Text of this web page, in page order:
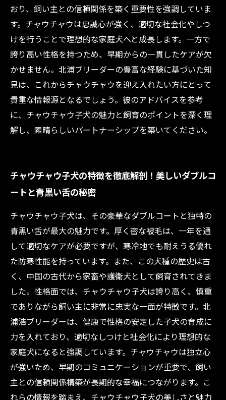
おり、飼い主との信頼関係を築く重要性を強調していま
す。チャウチャウは忠誠心が強く、適切な社会化やしつ
けを行うことで理想的な家庭犬へと成長します。一方で
誇り高い性格を持つため、早期からの一貫したケアが欠
かせません。北浦ブリーダーの豊富な経験に基づいた知
見は、これからチャウチャウを迎え入れたい方にとって
貴重な情報源となるでしょう。彼のアドバイスを参考
に、チャウチャウ子犬の魅力と飼育のポイントを深く理
解し、素晴らしいパートナーシップを築いてください。
チャウチャウ子犬の特徴を徹底解剖！美しいダブルコ
ートと青黒い舌の秘密
チャウチャウ子犬は、その豪華なダブルコートと独特の
青黒い舌が最大の魅力です。厚く密な被毛は、一年を通
して適切なケアが必要ですが、寒冷地でも耐えうる優れ
た防寒性能を持っています。また、この犬種の歴史は古
く、中国の古代から家畜や護衛犬として飼育されてきま
した。性格面では、チャウチャウ子犬は誇り高く、慎重
でありながら飼い主に非常に忠実な一面が特徴です。北
浦浩ブリーダーは、健康で性格の安定した子犬の育成に
力を入れており、適切なしつけと社会化により理想的な
家庭犬になると強調しています。チャウチャウは独立心
が強いため、早期のコミュニケーションが重要で、飼い
主との信頼関係構築が長期的な幸福につながります。こ
れらの情報を踏まえ、チャウチャウ子犬の美しさと魅力